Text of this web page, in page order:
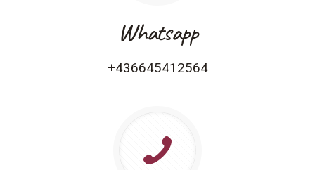
Whatsapp
+436645412564